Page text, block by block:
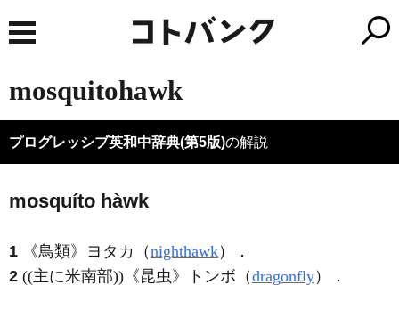
mosquitohawk
プログレッシブ英和中辞典(第5版)の解説
mosquíto hàwk
1 《鳥類》 ヨタカ（nighthawk）
．
2 ((主に米南部)) 《昆虫》 トンボ（dragonfly） ．